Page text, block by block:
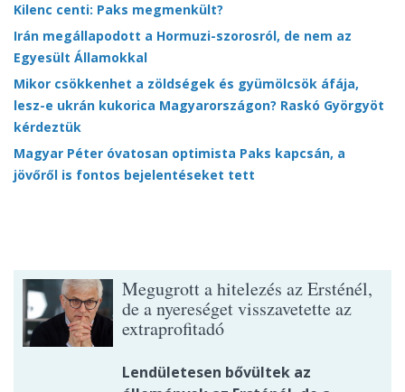
Kilenc centi: Paks megmenkült?
Irán megállapodott a Hormuzi-szorosról, de nem az
Egyesült Államokkal
Mikor csökkenhet a zöldségek és gyümölcsök áfája,
lesz-e ukrán kukorica Magyarországon? Raskó Györgyöt
kérdeztük
Magyar Péter óvatosan optimista Paks kapcsán, a
jövőről is fontos bejelentéseket tett
Megugrott a hitelezés az Ersténél,
de a nyereséget visszavetette az
extraprofitadó
Lendületesen bővültek az